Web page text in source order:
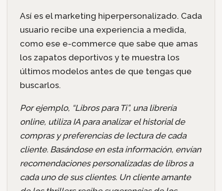
Así es el marketing hiperpersonalizado. Cada
usuario recibe una experiencia a medida,
como ese e-commerce que sabe que amas
los zapatos deportivos y te muestra los
últimos modelos antes de que tengas que
buscarlos.
Por ejemplo, “Libros para Ti”, una librería
online, utiliza IA para analizar el historial de
compras y preferencias de lectura de cada
cliente. Basándose en esta información, envían
recomendaciones personalizadas de libros a
cada uno de sus clientes. Un cliente amante